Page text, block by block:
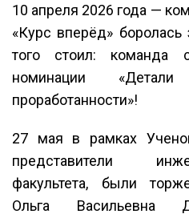
10 апреля 2026 года —
«Курс вперёд» боролась
того стоил: команда
номинации
проработанности»!
27 мая в рамках
представители
факультета, были
Ольга Васильевна